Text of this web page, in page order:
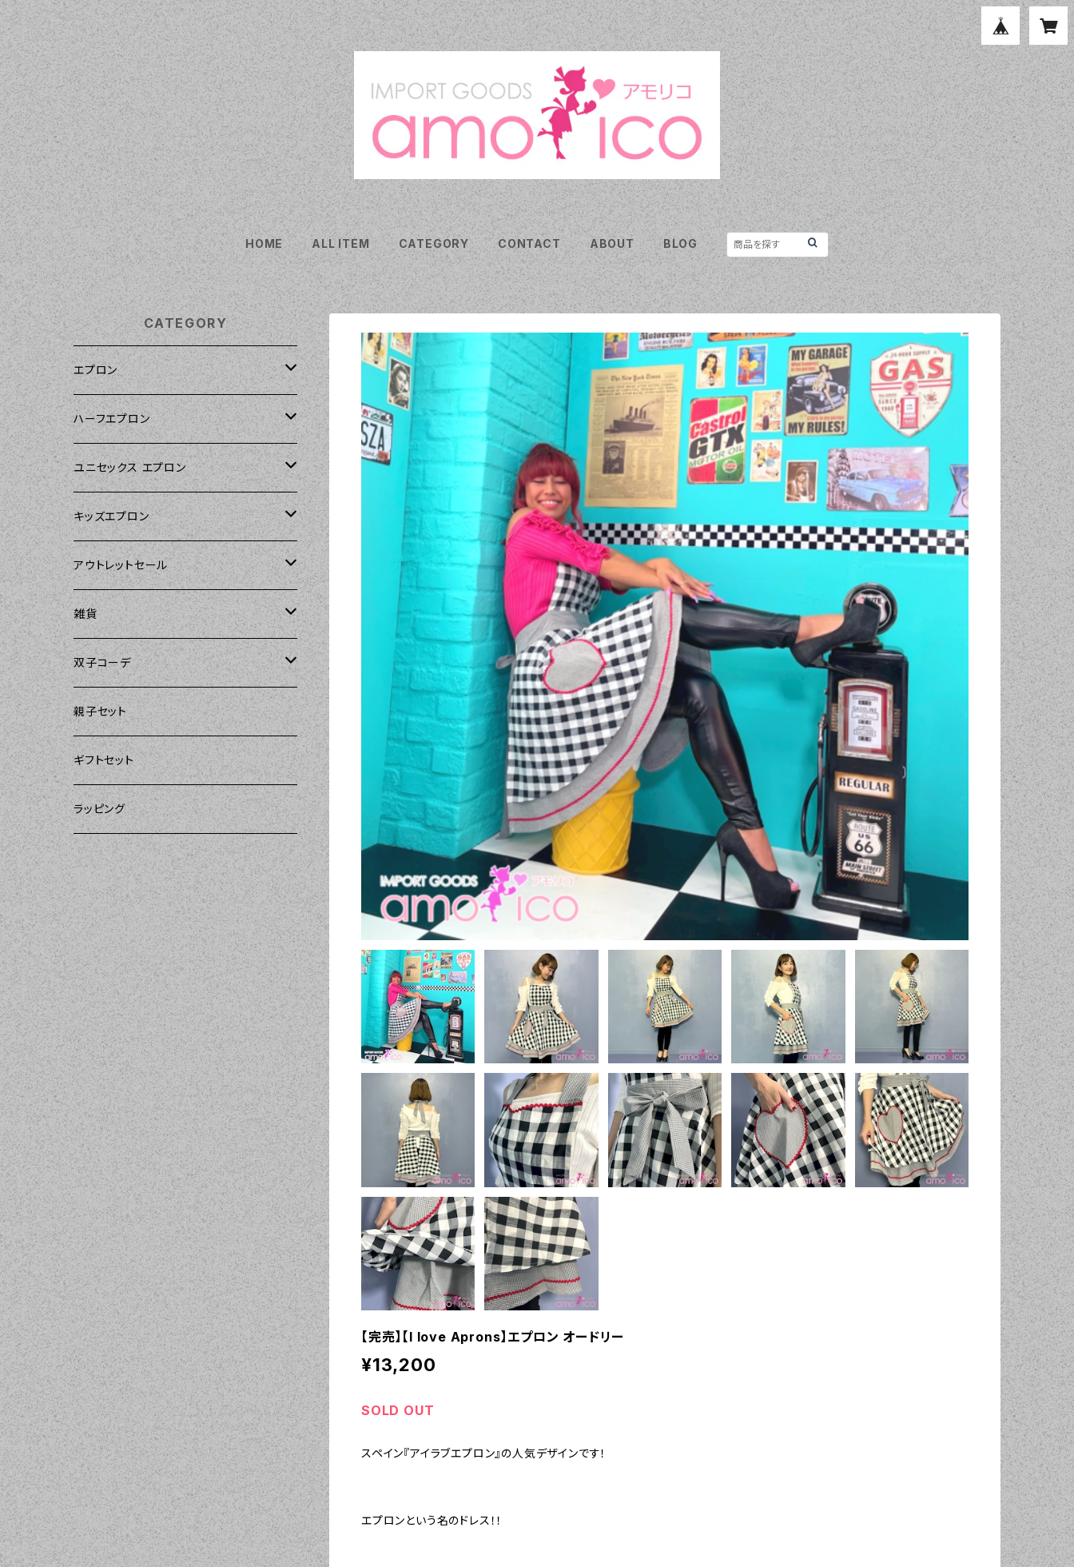
HOME ALL ITEM CATEGORY CONTACT ABOUT BLOG
【完売】【I love Aprons】エプロン オードリー
¥13,200
SOLD OUT
スペイン『アイラブエプロン』の人気デザインです！
エプロンという名のドレス！！
CATEGORY
エプロン
Kitsch'n Glam（キッチングラム）
Sierra Rose（シエラローズ）
Tarantinalovers（タランティーナ ラバー
ズ）
The Sunday Girl（ザサンデーガール）
Carolyn's Kitchen（キャロリンズキッチ
ン）
Sugar baby aprons（シュガーベイビ
ー）
DII（ディーアイアイ）
MOZI（モジ）
amorico（アモリコ）
I love Aprons（アラブエプロンズ）
Flirty Aprons（フラーティーエプロンズ）
Heavenly Hostess（ヘブンリーホステ
ス）
ハーフエプロン
Sierra Rose（シエラローズ）
ユニセックス エプロン
DII（ディーアイアイ）
Sierra Rose（シエラローズ）
amorico（アモリコ）
キッズエプロン
Sierra Rose（シエラローズ）
The Sunday Girl（ザサンデーガール）
ASD Living（エーエスディーリビング）
Kitsch'n Glam（キッチングラム）
DII（ディーアイアイ）
アウトレットセール
エプロン
Kitsch'n Glam（キッチングラム）
Sierra Rose（シエラローズ）
DII（ディーアイアイ）
amorico（アモリコ）
Sugar baby aprons（シュガーベイビー）
Tarantinalovers（タランティーナ ラバーズ）
雑貨
amorico（アモリコ）
雑貨
amorico（アモリコ）
The Sunday Girl（ザサンデーガール）
DII（ディーアイアイ）
Kitsch'n Glam（キッチングラム）
双子コーデ
The Sunday Girl（サンデーガール）
親子セット
ギフトセット
ラッピング